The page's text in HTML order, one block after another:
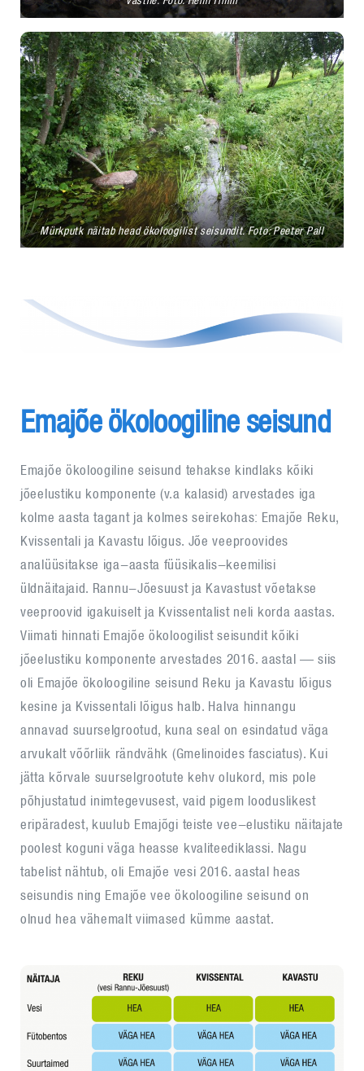
Mürkputk näitab head ökoloogilist seisundit. Foto: Peeter Pall
Emajõe ökoloogiline seisund
Emajõe ökoloogiline seisund tehakse kindlaks kõiki
jõeelustiku komponente (v.a kalasid) arvestades iga
kolme aasta tagant ja kolmes seirekohas: Emajõe Reku,
Kvissentali ja Kavastu lõigus. Jõe veeproovides
analüüsitakse iga-aasta füüsikalis-keemilisi
üldnäitajaid. Rannu-Jõesuust ja Kavastust võetakse
veeproovid igakuiselt ja Kvissentalist neli korda aastas.
Viimati hinnati Emajõe ökoloogilist seisundit kõiki
jõeelustiku komponente arvestades 2016. aastal — siis
oli Emajõe ökoloogiline seisund Reku ja Kavastu lõigus
kesine ja Kvissentali lõigus halb. Halva hinnangu
annavad suurselgrootud, kuna seal on esindatud väga
arvukalt võõrliik rändvähk (Gmelinoides fasciatus). Kui
jätta kõrvale suurselgrootute kehv olukord, mis pole
põhjustatud inimtegevusest, vaid pigem looduslikest
eripäradest, kuulub Emajõgi teiste vee-elustiku näitajate
poolest koguni väga heasse kvaliteediklassi. Nagu
tabelist nähtub, oli Emajõe vesi 2016. aastal heas
seisundis ning Emajõe vee ökoloogiline seisund on
olnud hea vähemalt viimased kümme aastat.